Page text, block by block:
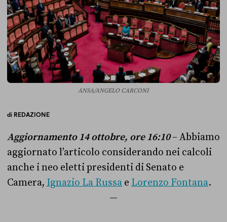
ANSA/ANGELO CARCONI
di REDAZIONE
Aggiornamento 14 ottobre, ore 16:10– Abbiamo
aggiornato l’articolo considerando nei calcoli
anche i neo eletti presidenti di Senato e
Camera, Ignazio La Russa e Lorenzo Fontana.
—